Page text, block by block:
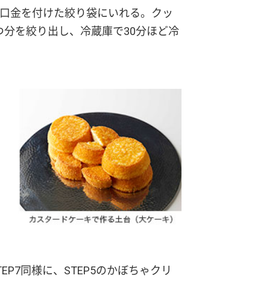
金を付けた絞り袋にいれる。クッ
を絞り出し、冷蔵庫で30分ほど冷
同様に、STEP5のかぼちゃクリ